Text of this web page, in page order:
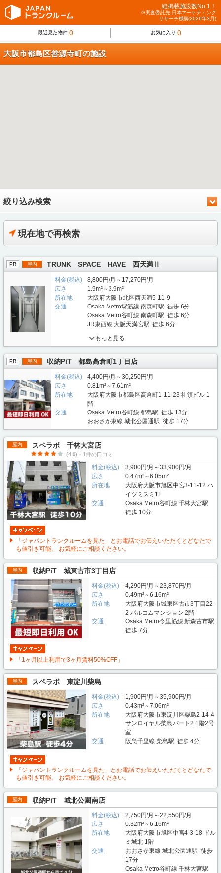
総掲載施設数No.1！
※実査委託先:日本マーケティング
リサーチ機構(2026年3月)
最近見た物件 0 お気に入り 0
大阪市都島区善源寺町の施設
絞り込み検索
現在地で再検索
PR 屋内 TRUNK SPACE HAVE 西天満Ⅱ
料金(税込)
8,800円/月～17,270円/月
広さ
1.9m²～3.9m²
所在地
大阪府大阪市北区西天満5-11-9
交通
Osaka Metro堺筋線 南森町駅 徒歩 6分
Osaka Metro谷町線 南森町駅 徒歩 6分
JR東西線 大阪天満宮駅 徒歩 6分
もっと見る
PR 屋内 収納PiT 都島高倉町1丁目店
料金(税込)
4,400円/月～30,250円/月
広さ
0.81m²～7.61m²
所在地
大阪府大阪市都島区高倉町1-11-23 社領ビル 1
階
交通
Osaka Metro谷町線 都島駅 徒歩 13分
おおさか東線 城北公園通駅 徒歩 17分
屋内 スペラボ 千林大宮店
(4.0)・1件の口コミ
料金(税込)
3,900円/月～33,900円/月
広さ
0.47m²～6.05m²
所在地
大阪府大阪市旭区中宮3-11-12 ハ
イツミスミ1F
交通
Osaka Metro谷町線 千林大宮駅
徒歩 10分
「ジャパントランクルームを見た」とお電話でお伝えいただくとどなたで
も値引き可能。 お気軽にご相談ください。
屋内 収納PiT 城東古市3丁目店
料金(税込)
4,290円/月～23,870円/月
広さ
0.49m²～6.16m²
所在地
大阪府大阪市城東区古市3丁目22-
2 パルコムマンション 2階
交通
Osaka Metro今里筋線 新森古市駅
徒歩 7分
「1ヶ月以上利用で3ヶ月賃料50%OFF」
屋内 スペラボ 東淀川柴島
料金(税込)
1,900円/月～35,900円/月
広さ
0.43m²～7.06m²
所在地
大阪府大阪市東淀川区柴島2-14-4
サンロイヤル柴島パート2 1階2号
室
交通
阪急千里線 柴島駅 徒歩 4分
「ジャパントランクルームを見た」とお電話でお伝えいただくとどなたで
も値引き可能。 お気軽にご相談ください。
屋内 収納PiT 城北公園南店
料金(税込)
2,750円/月～22,550円/月
広さ
0.32m²～6.16m²
所在地
大阪府大阪市旭区中宮4-3-18 ドル
ミ城北 1階
交通
おおさか東線 城北公園通駅 徒歩
17分
Osaka Metro谷町線 千林大宮駅